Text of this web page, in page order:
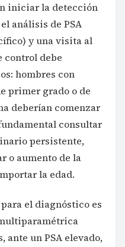
iniciar la detección
análisis de PSA
y una visita al
control debe
hombres con
primer grado o de
deberían comenzar
consultar
persistente,
o aumento de la
la edad.
el diagnóstico es
ante un PSA elevado,